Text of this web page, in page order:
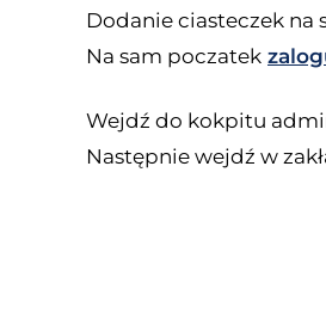
Dodanie ciasteczek
Na sam poczatek
Wejdź do kokpitu
Następnie wejdź w